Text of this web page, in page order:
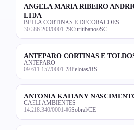
ANGELA MARIA RIBEIRO
LTDA
BELLA CORTINAS E DECORACOES
30.386.203/0001-29Curitibanos/SC
ANTEPARO CORTINAS E
ANTEPARO
09.611.157/0001-28Pelotas/RS
ANTONIA KATIANY
CAELI AMBIENTES
14.218.340/0001-06Sobral/CE